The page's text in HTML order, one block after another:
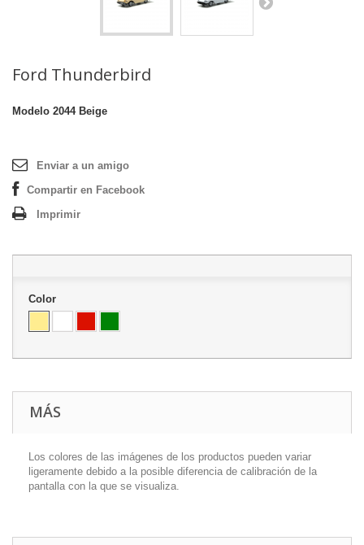
Ford Thunderbird
Modelo 2044 Beige
Enviar a un amigo
Compartir en Facebook
Imprimir
Color
MÁS
Los colores de las imágenes de los productos pueden variar
ligeramente debido a la posible diferencia de calibración de la
pantalla con la que se visualiza.